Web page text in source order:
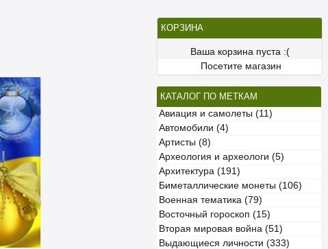
КОРЗИНА
Ваша корзина пуста :(
Посетите магазин
КАТАЛОГ ПО МЕТКАМ
Авиация и самолеты (11)
Автомобили (4)
Артисты (8)
Археология и археологи (5)
Архитектура (191)
Биметаллические монеты (106)
Военная тематика (79)
Восточный гороскоп (15)
Вторая мировая война (51)
Выдающиеся личности (333)